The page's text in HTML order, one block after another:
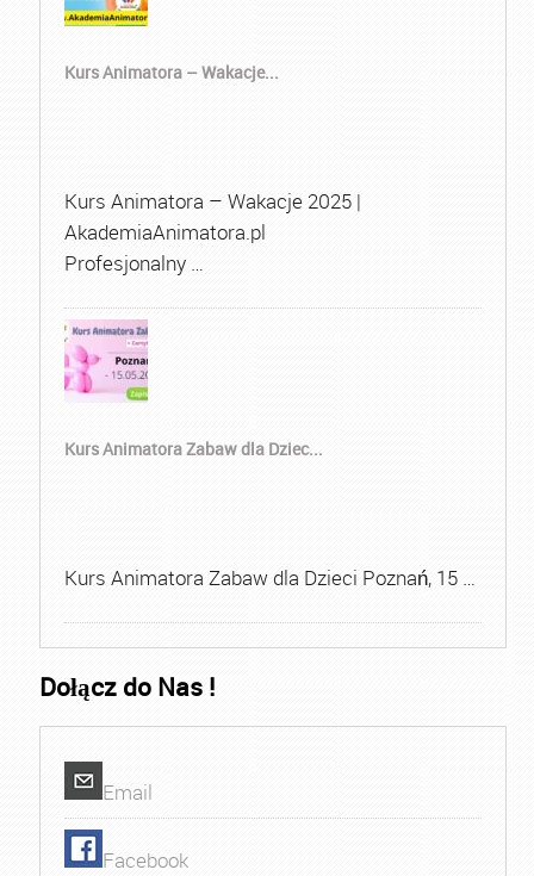
Kurs Animatora – Wakacje...
Kurs Animatora – Wakacje 2025 |
AkademiaAnimatora.pl
Profesjonalny …
Kurs Animatora Zabaw dla Dziec...
Kurs Animatora Zabaw dla Dzieci Poznań, 15 …
Dołącz do Nas !
Email
Facebook